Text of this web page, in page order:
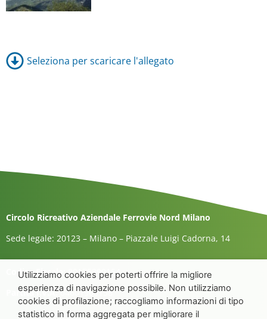
Seleziona per scaricare l'allegato
Circolo Ricreativo Aziendale Ferrovie Nord Milano
Sede legale: 20123 – Milano – Piazzale Luigi Cadorna, 14
Codice Fiscale:80175390154
Partita I.V.A.04601960158
Utilizziamo cookies per poterti offrire la migliore
esperienza di navigazione possibile. Non utilizziamo
cookies di profilazione; raccogliamo informazioni di tipo
statistico in forma aggregata per migliorare il